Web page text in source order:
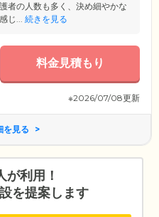
者の人数も多く、決め細やかな
じ... 続きを見る
料金見積もり
※2026/07/08更新
を見る
が利用！
を提案します